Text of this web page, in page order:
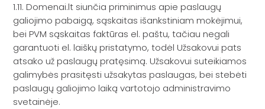
1.11. Domenai.lt siunčia priminimus apie paslaugų
galiojimo pabaigą, sąskaitas išankstiniam mokėjimui,
bei PVM sąskaitas faktūras el. paštu, tačiau negali
garantuoti el. laiškų pristatymo, todėl Užsakovui pats
atsako už paslaugų pratęsimą. Užsakovui suteikiamos
galimybės prasitęsti užsakytas paslaugas, bei stebėti
paslaugų galiojimo laiką vartotojo administravimo
svetainėje.